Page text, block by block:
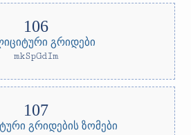
გრიდები
mkSpGdIm
გრიდების ზომები